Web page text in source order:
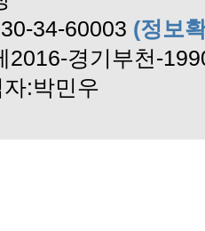
34-60003 (정보
2016-경기부천-
:박민우